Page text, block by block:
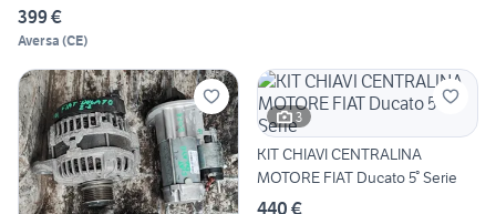
399 €
Aversa (CE)
3
KIT CHIAVI CENTRALINA
MOTORE FIAT Ducato 5° Serie
440 €